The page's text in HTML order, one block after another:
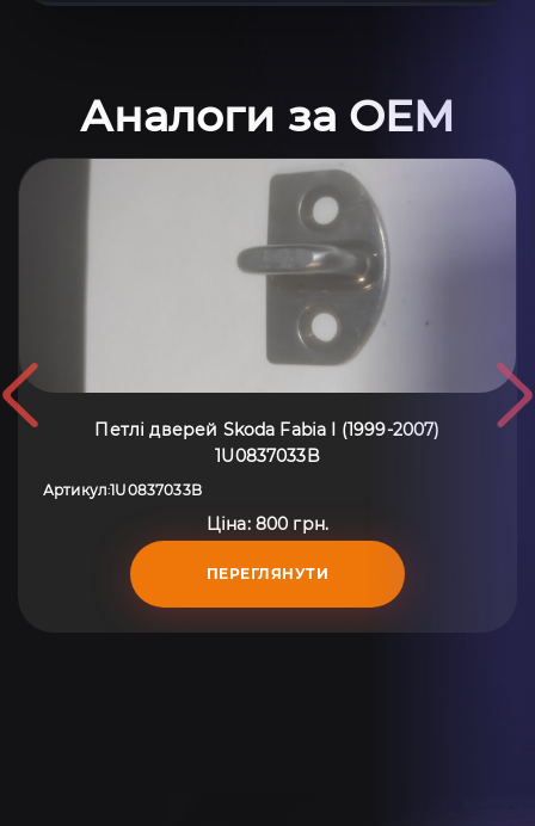
Аналоги за OEM
Петлі дверей Skoda Fabia I (1999-2007)
1U0837033B
Артикул:1U0837033B
Ціна: 800 грн.
ПЕРЕГЛЯНУТИ